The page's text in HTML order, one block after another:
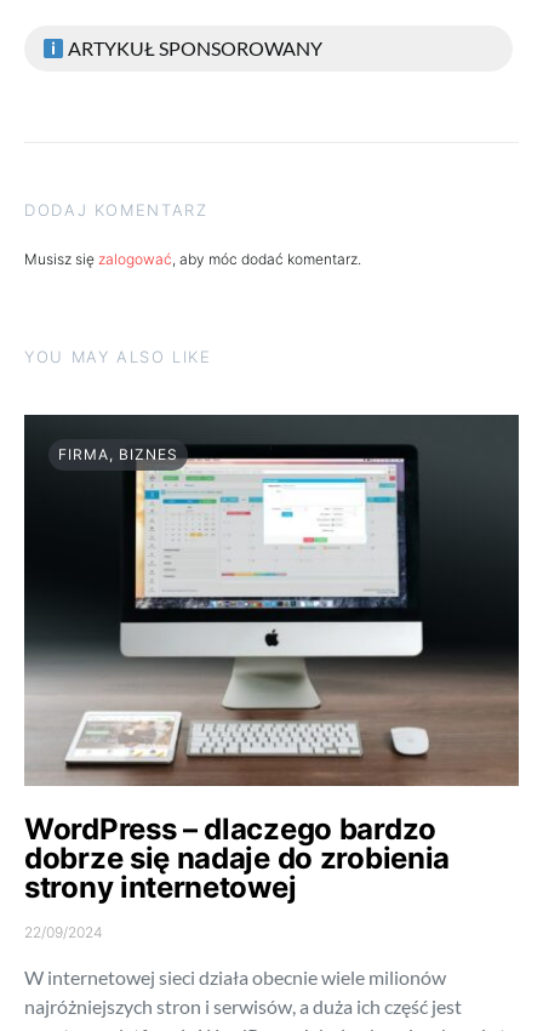
ARTYKUŁ SPONSOROWANY
DODAJ KOMENTARZ
Musisz się zalogować, aby móc dodać komentarz.
YOU MAY ALSO LIKE
FIRMA, BIZNES
WordPress – dlaczego bardzo
dobrze się nadaje do zrobienia
strony internetowej
22/09/2024
W internetowej sieci działa obecnie wiele milionów
najróżniejszych stron i serwisów, a duża ich część jest